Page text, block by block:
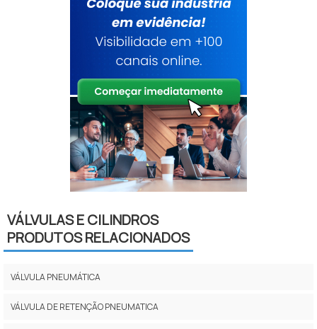
VÁLVULAS E CILINDROS
PRODUTOS RELACIONADOS
VÁLVULA PNEUMÁTICA
VÁLVULA DE RETENÇÃO PNEUMATICA